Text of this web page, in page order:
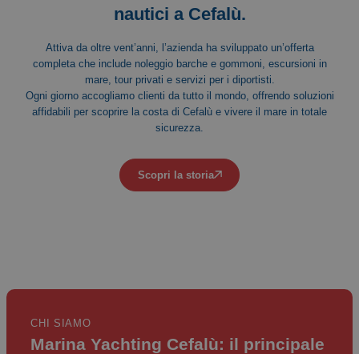
nautici a Cefalù.
Attiva da oltre vent’anni, l’azienda ha sviluppato un’offerta
completa che include noleggio barche e gommoni, escursioni in
mare, tour privati e servizi per i diportisti.
Ogni giorno accogliamo clienti da tutto il mondo, offrendo soluzioni
affidabili per scoprire la costa di Cefalù e vivere il mare in totale
sicurezza.
Scopri la storia
CHI SIAMO
Marina Yachting Cefalù: il principale